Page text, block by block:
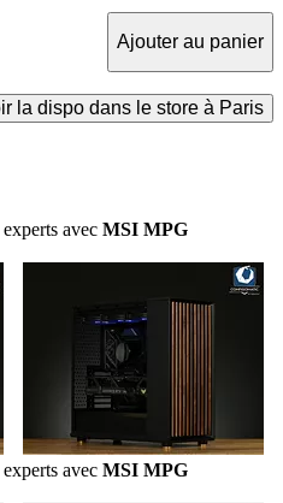
Ajouter au panier
la dispo dans le store à Paris
avec MSI MPG
avec MSI MPG